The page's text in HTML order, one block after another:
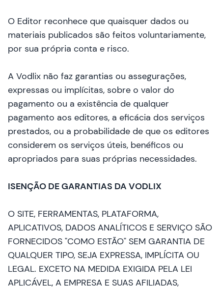
O Editor reconhece que quaisquer dados ou
materiais publicados são feitos voluntariamente,
por sua própria conta e risco.
A Vodlix não faz garantias ou assegurações,
expressas ou implícitas, sobre o valor do
pagamento ou a existência de qualquer
pagamento aos editores, a eficácia dos serviços
prestados, ou a probabilidade de que os editores
considerem os serviços úteis, benéficos ou
apropriados para suas próprias necessidades.
ISENÇÃO DE GARANTIAS DA VODLIX
O SITE, FERRAMENTAS, PLATAFORMA,
APLICATIVOS, DADOS ANALÍTICOS E SERVIÇO SÃO
FORNECIDOS "COMO ESTÃO" SEM GARANTIA DE
QUALQUER TIPO, SEJA EXPRESSA, IMPLÍCITA OU
LEGAL. EXCETO NA MEDIDA EXIGIDA PELA LEI
APLICÁVEL, A EMPRESA E SUAS AFILIADAS,